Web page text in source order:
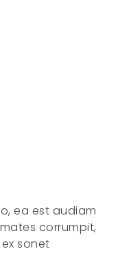
ea est audiam
corrumpit,
sonet